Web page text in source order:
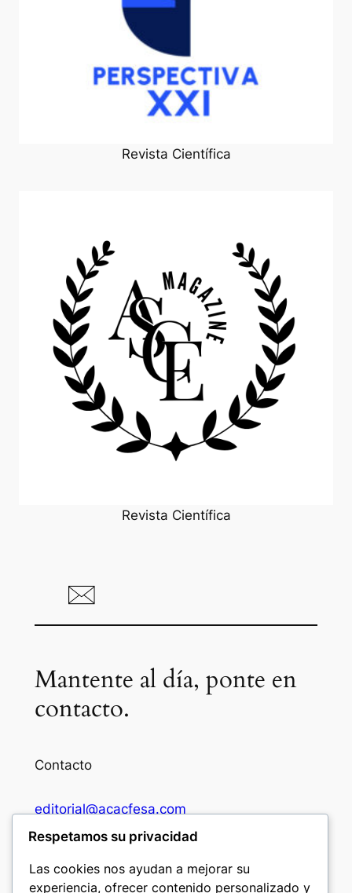
Revista Científica
Revista Científica
Mantente al día, ponte en
contacto.
Contacto
editorial@acacfesa.com
Respetamos su privacidad
Las cookies nos ayudan a mejorar su
experiencia, ofrecer contenido personalizado y